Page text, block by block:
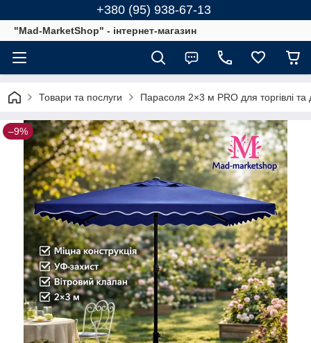
+380 (95) 938-67-13
"Mad-MarketShop" - інтернет-магазин
Товари та послуги Парасоля 2×3 м PRO для торгівлі
–9%